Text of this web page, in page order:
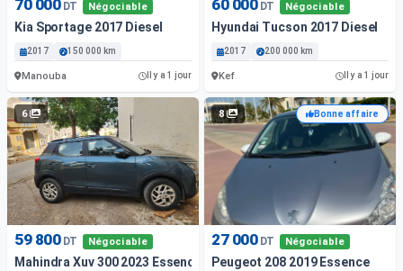
70 000 DT Négociable
Kia Sportage 2017 Diesel
2017 150 000 km
Manouba Il y a 1 jour
60 000 DT Négociable
Hyundai Tucson 2017 Diesel
2017 200 000 km
Kef Il y a 1 jour
6
59 800 DT Négociable
Mahindra Xuv 300 2023 Essence
8 Bonne affaire
27 000 DT Négociable
Peugeot 208 2019 Essence